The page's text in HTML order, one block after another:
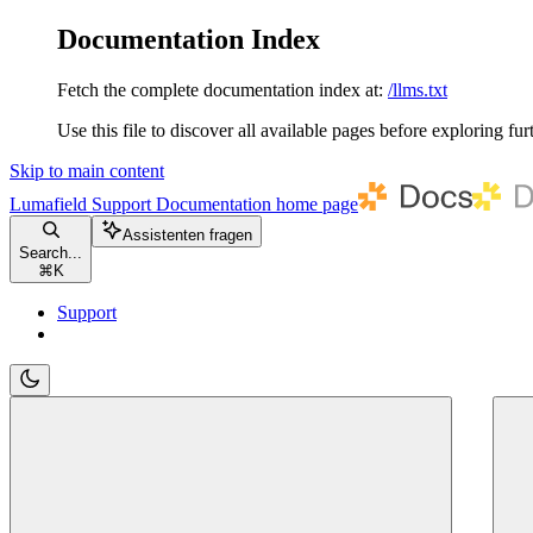
Documentation Index
Fetch the complete documentation index at: /llms.txt
Use this file to discover all available pages before exploring
Skip to main content
Lumafield Support Documentation home page
Search...
⌘ K
Assistenten fragen
Support